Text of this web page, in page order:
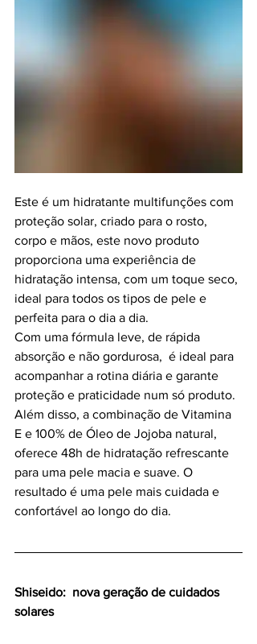
Este é um hidratante multifunções com
proteção solar, criado para o rosto,
corpo e mãos, este novo produto
proporciona uma experiência de
hidratação intensa, com um toque seco,
ideal para todos os tipos de pele e
perfeita para o dia a dia.
Com uma fórmula leve, de rápida
absorção e não gordurosa,  é ideal para
acompanhar a rotina diária e garante
proteção e praticidade num só produto.
Além disso, a combinação de Vitamina
E e 100% de Óleo de Jojoba natural,
oferece 48h de hidratação refrescante
para uma pele macia e suave. O
resultado é uma pele mais cuidada e
confortável ao longo do dia.
Shiseido:  nova geração de cuidados
solares